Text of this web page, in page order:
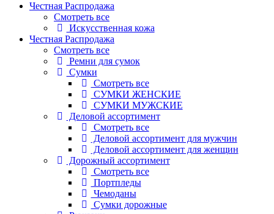
Честная Распродажа
Смотреть все
Искусственная кожа
Честная Распродажа
Смотреть все
Ремни для сумок
Сумки
Смотреть все
СУМКИ ЖЕНСКИЕ
СУМКИ МУЖСКИЕ
Деловой ассортимент
Смотреть все
Деловой ассортимент для мужчин
Деловой ассортимент для женщин
Дорожный ассортимент
Смотреть все
Портпледы
Чемоданы
Сумки дорожные